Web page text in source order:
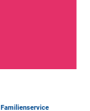
Familienservice